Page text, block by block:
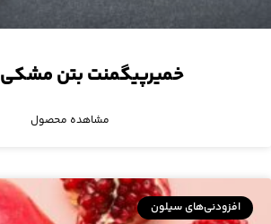
خمیرپیگمنت بتن مشکی ۳۷۱۰
مشاهده محصول
افزودنی‌های سیلون